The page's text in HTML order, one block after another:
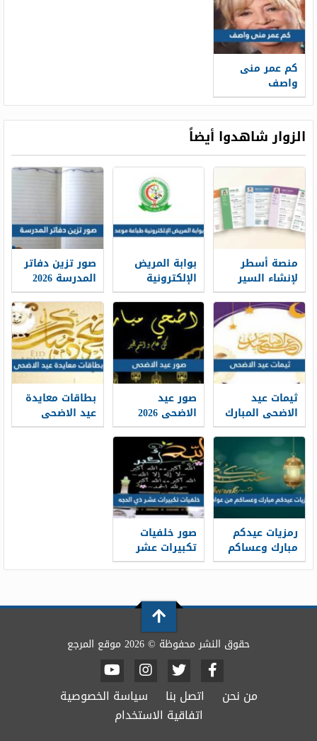
كم عمر منى
واصف
الزوار شاهدوا أيضاً
منصة أسطر
لإنشاء السير
الذاتية: حين
تتحول الخبرات
إلى حكاية
مهنية واضحة
بوابة المريض
الإلكترونية
طباعة موعد
والتسجيل فيه
1448
صور تزين دفاتر
المدرسة 2026
ثيمات عيد
الاضحى المبارك
1448 / 2026
صور عيد
الاضحى 2026
خلفيات تهنئة
عيد الاضحى
جديدة 1448
بطاقات معايدة
عيد الاضحى
المبارك 2026 ،
رمزيات عيدكم
مبارك وعساكم
من عواده 1448 /
صور خلفيات
تكبيرات عشر
ذي الحجة
حقوق النشر محفوظة © 2026 موقع المرجع
من نحن اتصل بنا
سياسة الخصوصية
اتفاقية الاستخدام